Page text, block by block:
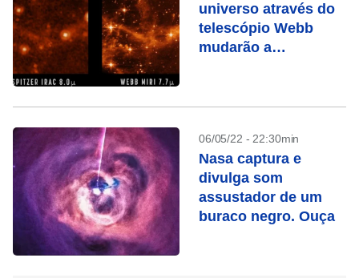
universo através do
telescópio Webb
mudarão a
06/05/22 - 22:30min
Nasa captura e
divulga som
assustador de um
buraco negro. Ouça